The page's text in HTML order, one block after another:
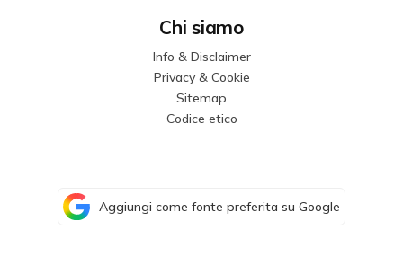
Chi siamo
Info & Disclaimer
Privacy & Cookie
Sitemap
Codice etico
Aggiungi come fonte preferita su Google